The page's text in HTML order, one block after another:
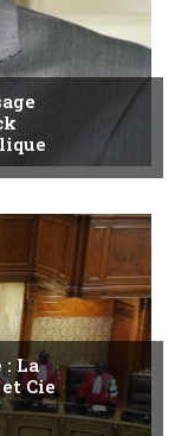
La
Cie